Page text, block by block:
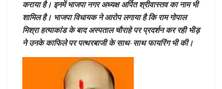
कराया है। इनमें भाजपा नगर अध्यक्ष अर्पित श्रीवास्तव का नाम भी
शामिल है। भाजपा विधायक ने आरोप लगाया है कि राम गोपाल
मिश्रा हत्याकांड के बाद अस्पताल चौराहे पर प्रदर्शन कर रही भीड़
ने उनके काफिले पर पत्थरबाजी के साथ-साथ फायरिंग भी की।